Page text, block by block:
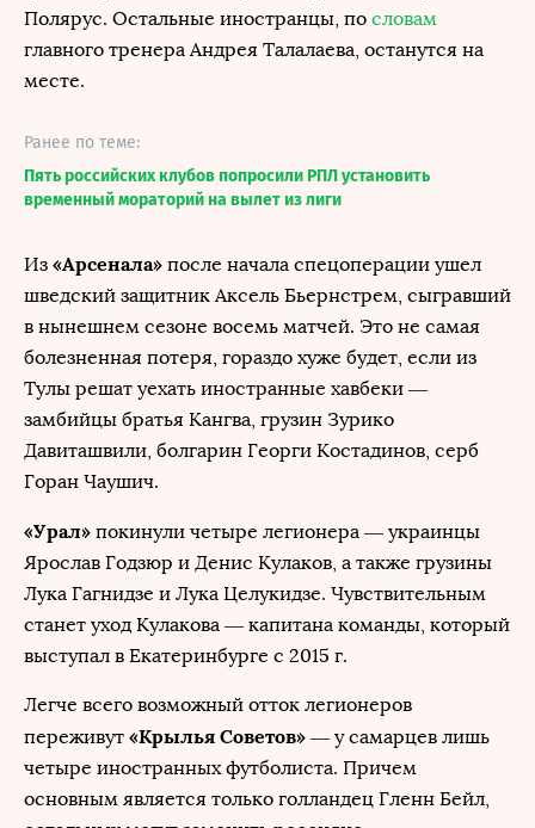
Полярус. Остальные иностранцы, по словам
главного тренера Андрея Талалаева, останутся на
месте.
Ранее по теме:
Пять российских клубов попросили РПЛ установить
временный мораторий на вылет из лиги
Из «Арсенала» после начала спецоперации ушел
шведский защитник Аксель Бьернстрем, сыгравший
в нынешнем сезоне восемь матчей. Это не самая
болезненная потеря, гораздо хуже будет, если из
Тулы решат уехать иностранные хавбеки —
замбийцы братья Кангва, грузин Зурико
Давиташвили, болгарин Георги Костадинов, серб
Горан Чаушич.
«Урал» покинули четыре легионера — украинцы
Ярослав Годзюр и Денис Кулаков, а также грузины
Лука Гагнидзе и Лука Целукидзе. Чувствительным
станет уход Кулакова — капитана команды, который
выступал в Екатеринбурге с 2015 г.
Легче всего возможный отток легионеров
переживут «Крылья Советов» — у самарцев лишь
четыре иностранных футболиста. Причем
основным является только голландец Гленн Бейл,